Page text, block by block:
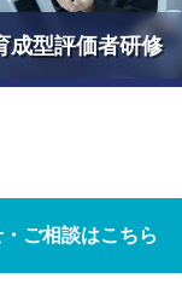
成型評価者研修
ご相談はこちら